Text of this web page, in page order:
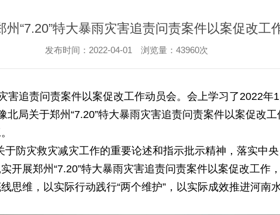
州“7.20”特大暴雨灾害追责问责案件以案促改工
发布时间：2022-04-01 浏览量：43960次
害追责问责案件以案促改工作动员会。会上学习了2022
局关于郑州“7.20”特大暴雨灾害追责问责案件以案促改
防灾救灾减灾工作的重要论述和指示批示精神，落实中
开展郑州“7.20”特大暴雨灾害追责问责案件以案促改工作
思维，以实际行动践行“两个维护”，以实际成效推进河南